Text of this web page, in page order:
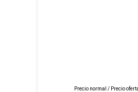
Precio normal / Precio